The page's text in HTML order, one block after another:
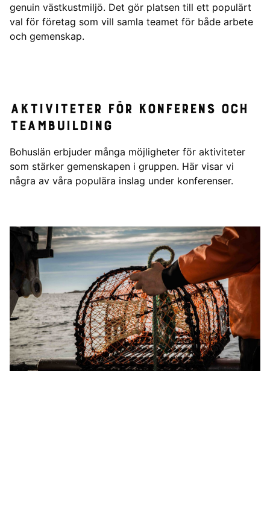
genuin västkustmiljö. Det gör platsen till ett populärt
val för företag som vill samla teamet för både arbete
och gemenskap.
Aktiviteter för konferens och
teambuilding
Bohuslän erbjuder många möjligheter för aktiviteter
som stärker gemenskapen i gruppen. Här visar vi
några av våra populära inslag under konferenser.